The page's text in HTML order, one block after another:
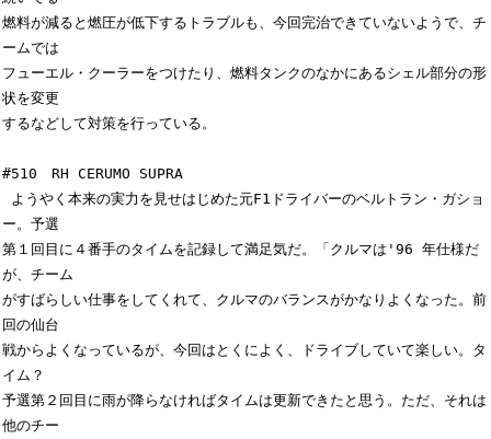
燃料が減ると燃圧が低下するトラブルも、今回完治できていないようで、チ
ームでは
フューエル・クーラーをつけたり、燃料タンクのなかにあるシェル部分の形
状を変更
するなどして対策を行っている。
#510　RH CERUMO SUPRA
ー。予選
第１回目に４番手のタイムを記録して満足気だ。「クルマは'96 年仕様だ
が、チーム
がすばらしい仕事をしてくれて、クルマのバランスがかなりよくなった。前
回の仙台
戦からよくなっているが、今回はとくによく、ドライブしていて楽しい。タ
イム？
予選第２回目に雨が降らなければタイムは更新できたと思う。ただ、それは
他のチー